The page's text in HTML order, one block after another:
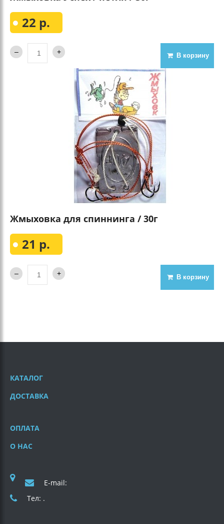
22 р.
В корзину
Жмыховка для спиннинга / 30г
21 р.
В корзину
КАТАЛОГ
ДОСТАВКА
ОПЛАТА
О НАС
E-mail:
Тел: .